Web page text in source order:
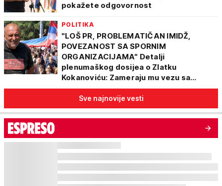
pokažete odgovornost
POLITIKA
"LOŠ PR, PROBLEMATIČAN IMIDŽ,
POVEZANOST SA SPORNIM
ORGANIZACIJAMA" Detalji
plenumaškog dosijea o Zlatku
Kokanoviću: Zameraju mu vezu sa
Demokratskom strankom
Sve najnovije vesti